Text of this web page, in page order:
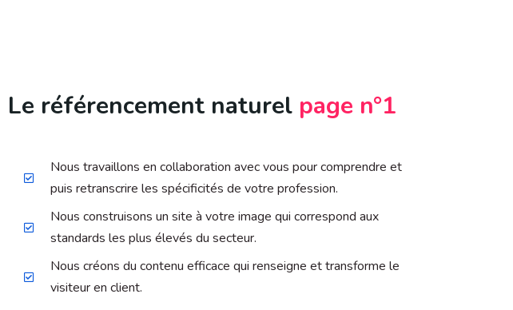
Le référencement naturel page n°1
Nous travaillons en collaboration avec vous pour comprendre et
puis retranscrire les spécificités de votre profession.
Nous construisons un site à votre image qui correspond aux
standards les plus élevés du secteur.
Nous créons du contenu efficace qui renseigne et transforme le
visiteur en client.